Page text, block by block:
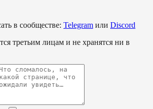
в сообществе: Telegram или Discord
третьим лицам и не хранятся ни в